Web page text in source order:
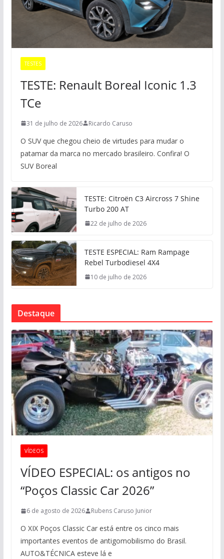
TESTES
TESTE: Renault Boreal Iconic 1.3
TCe
31 de julho de 2026 Ricardo Caruso
O SUV que chegou cheio de virtudes para mudar o
patamar da marca no mercado brasileiro. Confira! O
SUV Boreal
TESTE: Citroën C3 Aircross 7 Shine
Turbo 200 AT
22 de julho de 2026
TESTE ESPECIAL: Ram Rampage
Rebel Turbodiesel 4X4
10 de julho de 2026
Destaque
VÍDEOS
VÍDEO ESPECIAL: os antigos no
“Poços Classic Car 2026”
6 de agosto de 2026 Rubens Caruso Junior
O XIX Poços Classic Car está entre os cinco mais
importantes eventos de antigomobilismo do Brasil.
AUTO&TÉCNICA esteve lá e